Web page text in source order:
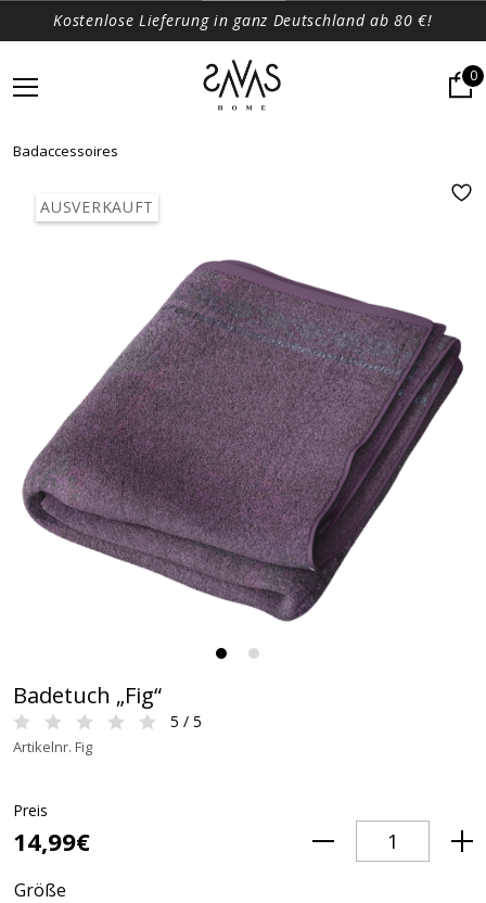
Kostenlose Lieferung in ganz Deutschland ab 80 €!
0
Badaccessoires
AUSVERKAUFT
Badetuch „Fig“
5 / 5
Artikelnr. Fig
Preis
14,99€
Größe